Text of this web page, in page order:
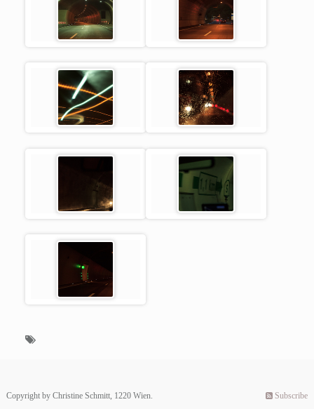
Copyright by Christine Schmitt, 1220 Wien. Subscribe